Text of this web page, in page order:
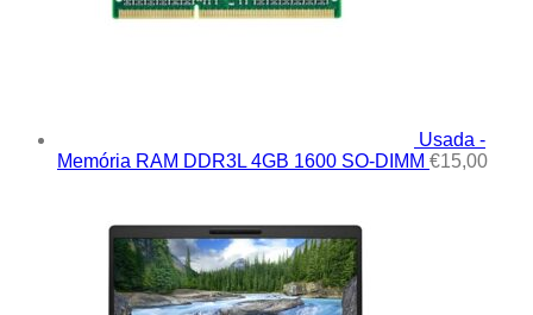
Usada -
Memória RAM DDR3L 4GB 1600 SO-DIMM €15,00